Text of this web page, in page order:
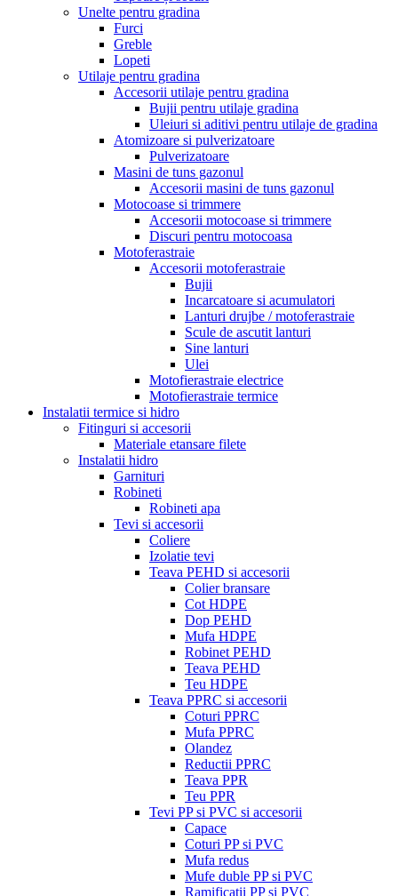
Unelte pentru gradina
Furci
Greble
Lopeti
Utilaje pentru gradina
Accesorii utilaje pentru gradina
Bujii pentru utilaje gradina
Uleiuri si aditivi pentru utilaje de gradina
Atomizoare si pulverizatoare
Pulverizatoare
Masini de tuns gazonul
Accesorii masini de tuns gazonul
Motocoase si trimmere
Accesorii motocoase si trimmere
Discuri pentru motocoasa
Motoferastraie
Accesorii motoferastraie
Bujii
Incarcatoare si acumulatori
Lanturi drujbe / motoferastraie
Scule de ascutit lanturi
Sine lanturi
Ulei
Motofierastraie electrice
Motofierastraie termice
Instalatii termice si hidro
Fitinguri si accesorii
Materiale etansare filete
Instalatii hidro
Garnituri
Robineti
Robineti apa
Tevi si accesorii
Coliere
Izolatie tevi
Teava PEHD si accesorii
Colier bransare
Cot HDPE
Dop PEHD
Mufa HDPE
Robinet PEHD
Teava PEHD
Teu HDPE
Teava PPRC si accesorii
Coturi PPRC
Mufa PPRC
Olandez
Reductii PPRC
Teava PPR
Teu PPR
Tevi PP si PVC si accesorii
Capace
Coturi PP si PVC
Mufa redus
Mufe duble PP si PVC
Ramificatii PP si PVC